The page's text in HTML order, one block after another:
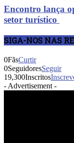
Encontro lança
setor turístico
SIGA-NOS NAS
0FãsCurtir
0SeguidoresSeguir
19,300Inscritos
- Advertisement -